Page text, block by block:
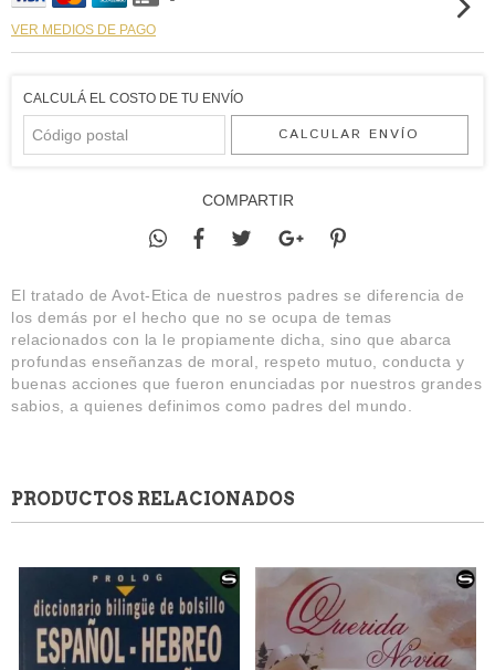
VER MEDIOS DE PAGO
CALCULÁ EL COSTO DE TU ENVÍO
CALCULAR ENVÍO
COMPARTIR
El tratado de Avot-Etica de nuestros padres se diferencia de
los demás por el hecho que no se ocupa de temas
relacionados con la le propiamente dicha, sino que abarca
profundas enseñanzas de moral, respeto mutuo, conducta y
buenas acciones que fueron enunciadas por nuestros grandes
sabios, a quienes definimos como padres del mundo.
PRODUCTOS RELACIONADOS